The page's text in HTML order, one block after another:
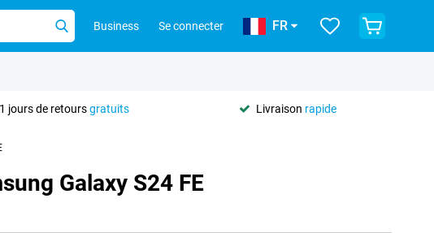
Business Se connecter FR
jours de retoursgratuits Livraison rapide
Galaxy S24 FE